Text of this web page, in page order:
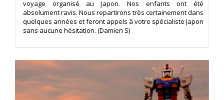
voyage organisé au Japon. Nos enfants ont été
absolument ravis. Nous repartirons très certainement dans
quelques années et feront appels à votre spécialiste Japon
sans aucune hésitation. (Damien S)